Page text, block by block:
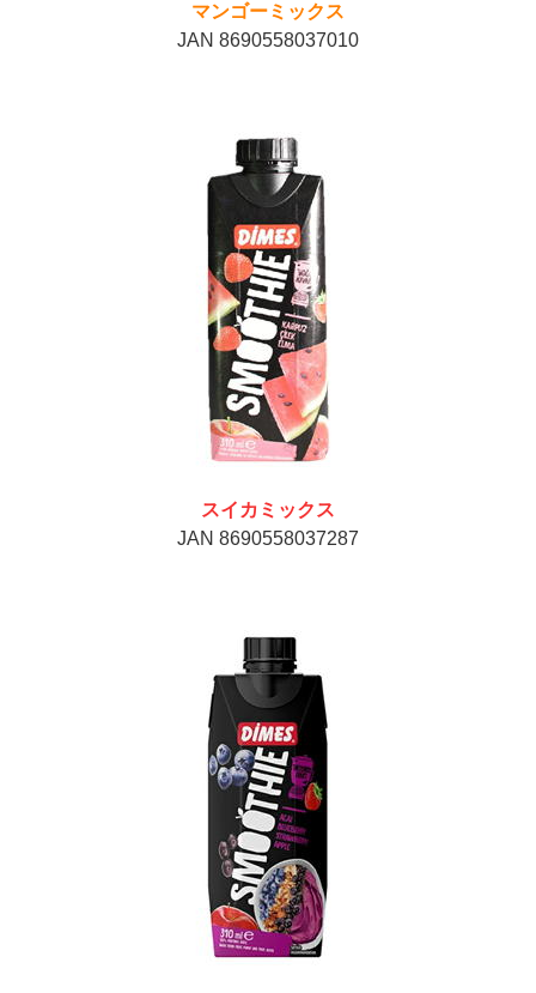
マンゴーミックス
JAN 8690558037010
スイカミックス
JAN 8690558037287